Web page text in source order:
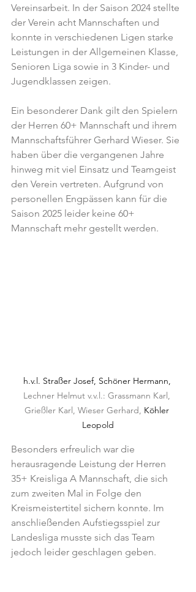
Vereinsarbeit. In der Saison 2024 stellte
der Verein acht Mannschaften und
konnte in verschiedenen Ligen starke
Leistungen in der Allgemeinen Klasse,
Senioren Liga sowie in 3 Kinder- und
Jugendklassen zeigen.
Ein besonderer Dank gilt den Spielern
der Herren 60+ Mannschaft und ihrem
Mannschaftsführer Gerhard Wieser. Sie
haben über die vergangenen Jahre
hinweg mit viel Einsatz und Teamgeist
den Verein vertreten. Aufgrund von
personellen Engpässen kann für die
Saison 2025 leider keine 60+
Mannschaft mehr gestellt werden.
h.v.l. Straßer Josef, Schöner Hermann,
Lechner Helmut v.v.l.: Grassmann Karl,
Grießler Karl, Wieser Gerhard, Köhler
Leopold
Besonders erfreulich war die
herausragende Leistung der Herren
35+ Kreisliga A Mannschaft, die sich
zum zweiten Mal in Folge den
Kreismeistertitel sichern konnte. Im
anschließenden Aufstiegsspiel zur
Landesliga musste sich das Team
jedoch leider geschlagen geben.